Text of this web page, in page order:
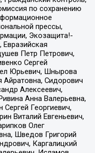
по сохранению
прессы,
Экозащита!-
Петр Петрович,
Сергей
Юрьевич, Шнырова
Сидорович
Алексеевич,
Анна Валерьевна,
Георгиевич,
Виталий Евгеньевич,
Олег
Шведов Григорий
Каргалицкий